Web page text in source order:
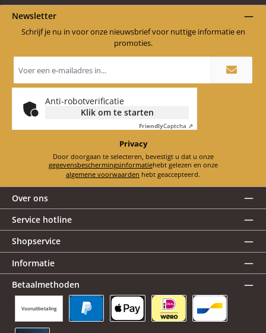
Newsletter
Schrijf je nu in voor onze nieuwsbrief voor nuttige informatie en
promoties.
mailadres
*
Anti-robotverificatie
Klik om te starten
FriendlyCaptcha ⇗
Privacy
Door doorgaan te selecteren, bevestigt u dat u onze
gegevensbeschermingsinformatie
hebt gelezen en onze
algemene voorwaarden hebt geaccepteerd.
Over ons
Service hotline
Shopservice
Informatie
Betaalmethoden
Vooruitbetaling